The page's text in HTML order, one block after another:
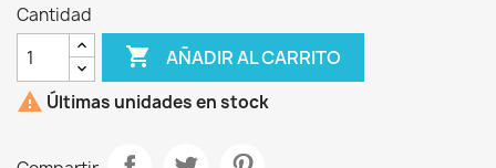
Cantidad
 AÑADIR AL CARRITO
 Últimas unidades en stock